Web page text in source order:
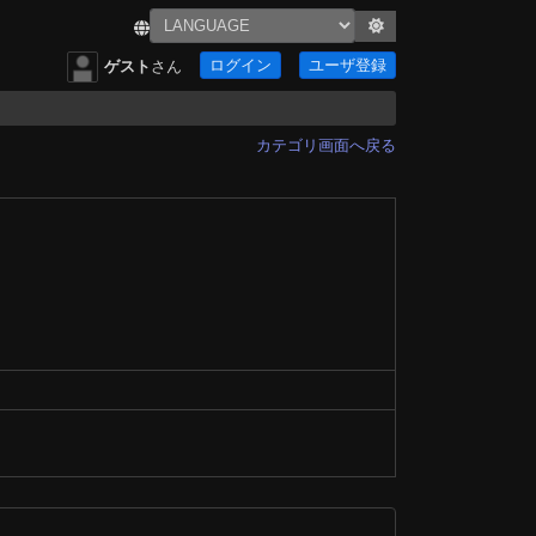
ゲスト さん ログイン ユーザ登録
カテゴリ画面へ戻る